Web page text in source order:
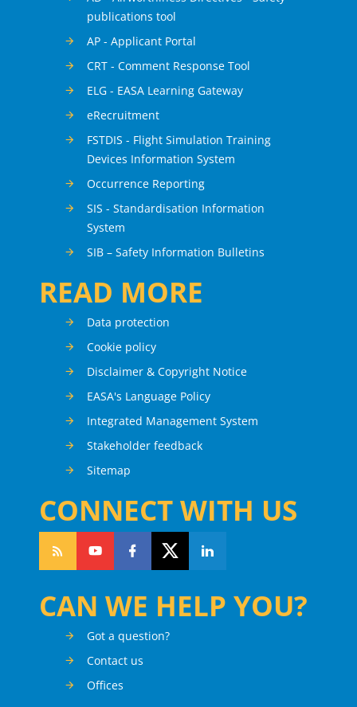
publications tool
AP - Applicant Portal
CRT - Comment Response Tool
ELG - EASA Learning Gateway
eRecruitment
FSTDIS - Flight Simulation Training
Devices Information System
Occurrence Reporting
SIS - Standardisation Information
System
SIB – Safety Information Bulletins
READ MORE
Data protection
Cookie policy
Disclaimer & Copyright Notice
EASA's Language Policy
Integrated Management System
Stakeholder feedback
Sitemap
CONNECT WITH US
CAN WE HELP YOU?
Got a question?
Contact us
Offices